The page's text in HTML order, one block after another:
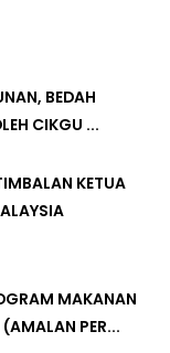
BEDAH
CIKGU ...
KETUA
MAKANAN
PER...